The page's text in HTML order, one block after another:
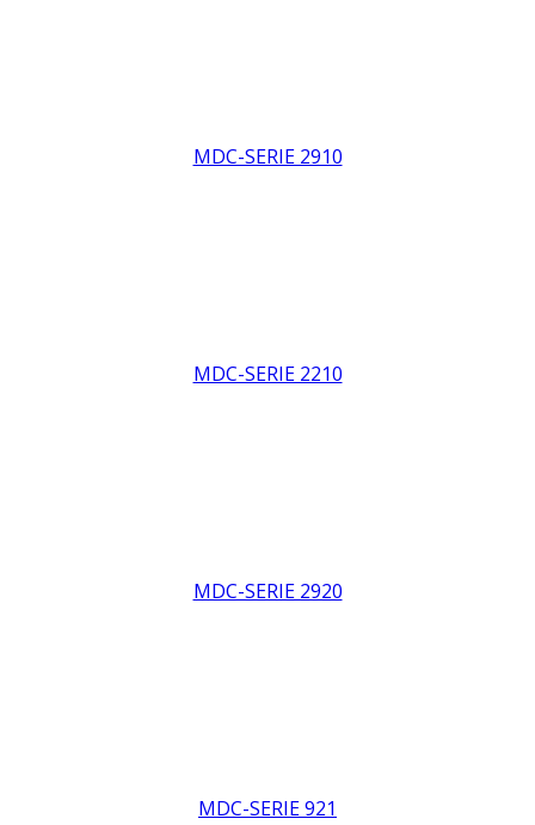
MDC-SERIE 2910
MDC-SERIE 2210
MDC-SERIE 2920
MDC-SERIE 921